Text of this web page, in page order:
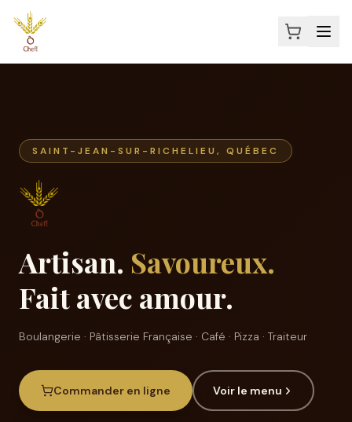
SAINT-JEAN-SUR-RICHELIEU, QUÉBEC
Artisan. Savoureux.
Fait avec amour.
Boulangerie · Pâtisserie Française · Café · Pizza · Traiteur
Commander en ligne Voir le menu